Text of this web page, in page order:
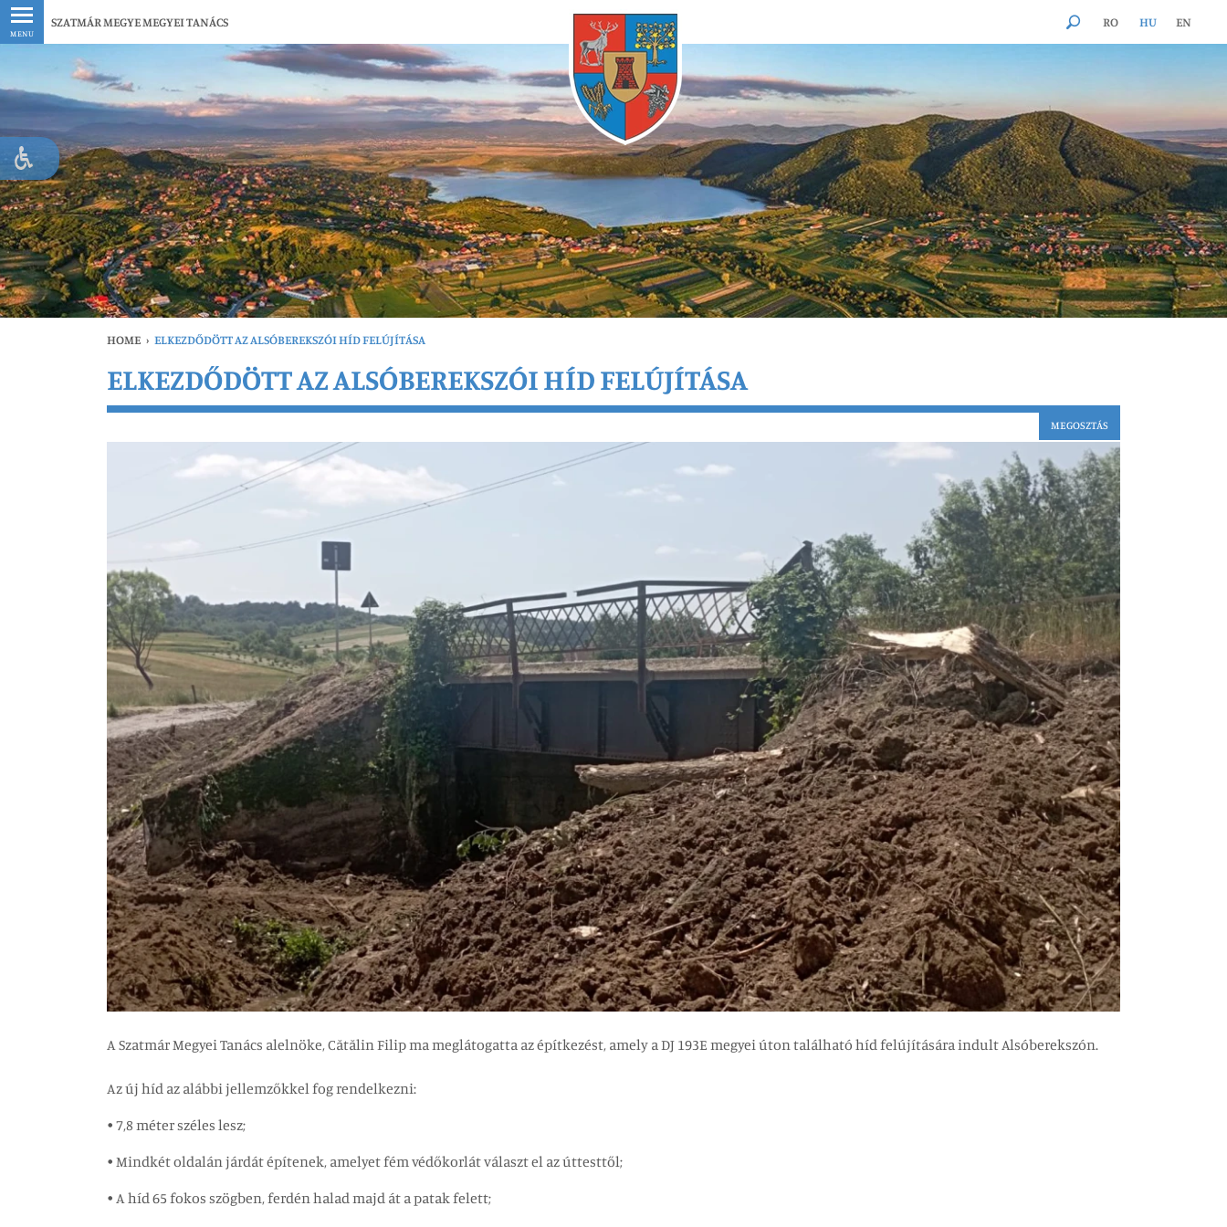
MENU
SZATMÁR MEGYE MEGYEI TANÁCS RO HU EN
HOME › ELKEZDŐDÖTT AZ ALSÓBEREKSZÓI HÍD FELÚJÍTÁSA
ELKEZDŐDÖTT AZ ALSÓBEREKSZÓI HÍD FELÚJÍTÁSA
MEGOSZTÁS
A Szatmár Megyei Tanács alelnöke, Cătălin Filip ma meglátogatta az építkezést, amely a DJ 193E megyei úton található híd felújítására indult Alsóberekszón.
Az új híd az alábbi jellemzőkkel fog rendelkezni:
• 7,8 méter széles lesz;
• Mindkét oldalán járdát építenek, amelyet fém védőkorlát választ el az úttesttől;
• A híd 65 fokos szögben, ferdén halad majd át a patak felett;